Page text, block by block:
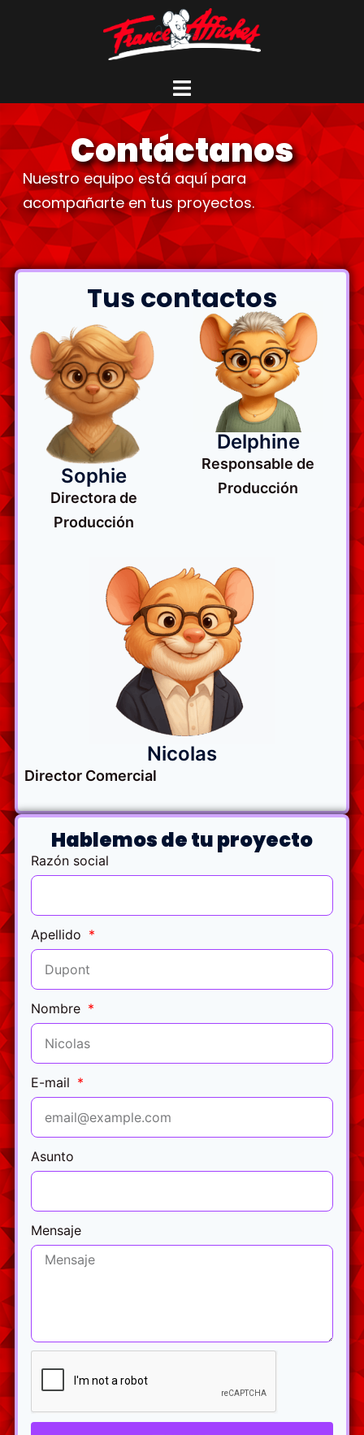
Contáctanos
Nuestro equipo está aquí para
acompañarte en tus proyectos.
Tus contactos
Sophie
Directora de
Producción
Delphine
Responsable de
Producción
Nicolas
Director Comercial
Hablemos de tu proyecto
Razón social
Apellido
Nombre
E-mail
Asunto
Mensaje